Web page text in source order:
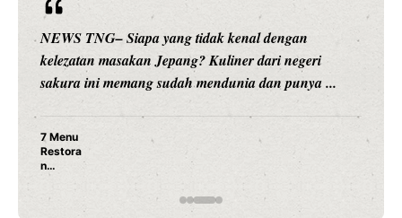
NEWS TNG– Siapa sangka, dua nama besar di dunia
hiburan, Nunung Srimulat dan Vicky Prasetyo, kini
merambah dunia kuliner dengan ...
Nunung Srimulat & Vicky Prasetyo Buka Restoran
Rahasia Mami Bikin Nagih!